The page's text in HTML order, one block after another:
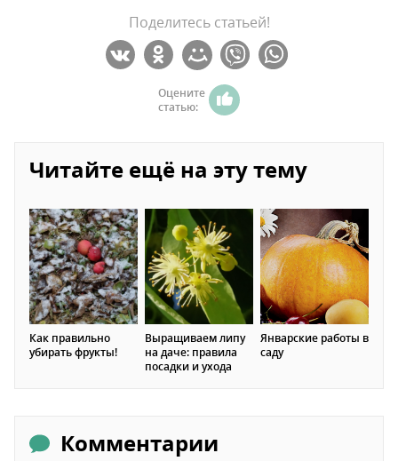
Поделитесь статьей!
Оцените
статью:
Читайте ещё на эту тему
Как правильно
убирать фрукты!
Выращиваем липу
на даче: правила
посадки и ухода
Январские работы в
саду
Комментарии